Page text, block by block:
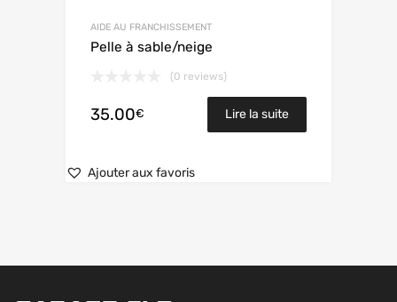
AIDE AU FRANCHISSEMENT
Pelle à sable/neige
(0 reviews)
35.00€ Lire la suite
Ajouter aux favoris